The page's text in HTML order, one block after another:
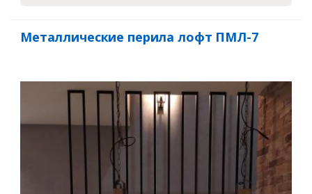
Металлические перила лофт ПМЛ-7